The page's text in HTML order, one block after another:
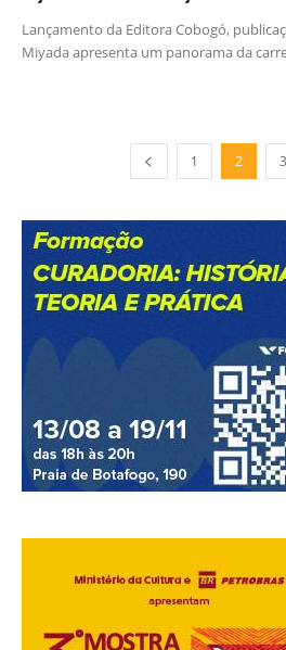
Lançamento da Editora Cobogó,
Miyada apresenta um panorama da
1 2 3